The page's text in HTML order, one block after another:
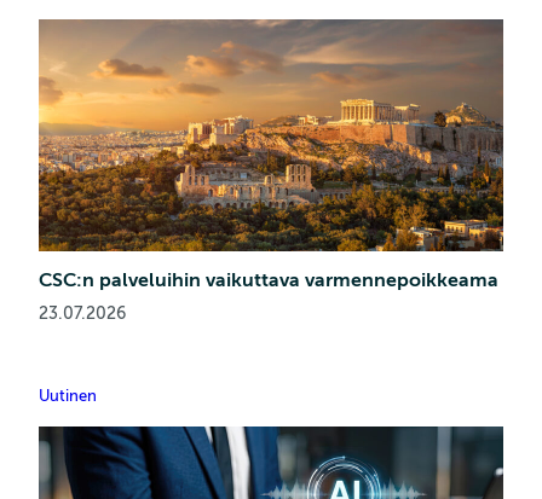
CSC:n palveluihin vaikuttava varmennepoikkeama
23.07.2026
Uutinen